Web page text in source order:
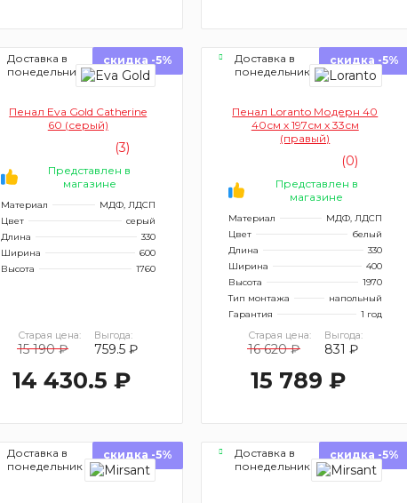
Доставка в
понедельник
скидка -5%
Пенал Eva Gold Catherine
60 (серый)
(3)
Представлен в
магазине
Материал
МДФ, ЛДСП
Цвет
серый
Длина
330
Ширина
600
Высота
1760
Старая цена:
15 190 ₽
Выгода:
759.5 ₽
14 430.5 ₽
Доставка в
понедельник
скидка -5%
Пенал Loranto Модерн 40
40см х 197см х 33см
(правый)
(0)
Представлен в
магазине
Материал
МДФ, ЛДСП
Цвет
белый
Длина
330
Ширина
400
Высота
1970
Тип монтажа
напольный
Гарантия
1 год
Старая цена:
16 620 ₽
Выгода:
831 ₽
15 789 ₽
Доставка в
понедельник
скидка -5%
Доставка в
понедельник
скидка -5%